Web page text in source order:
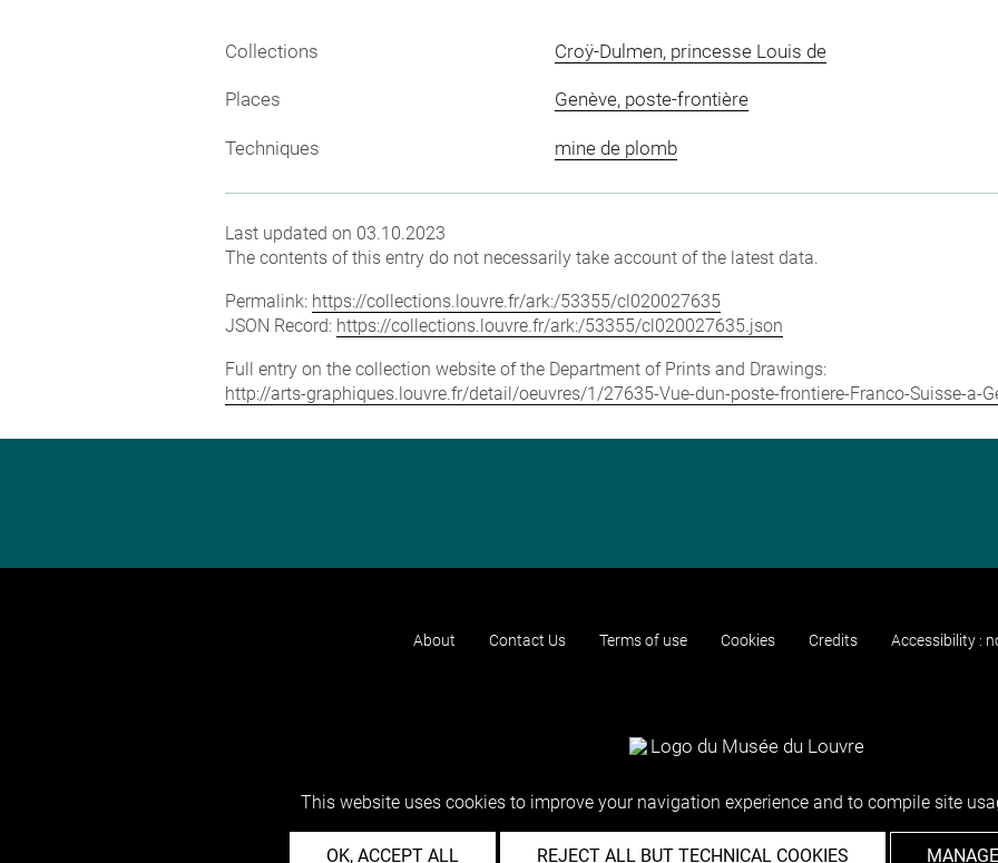
Collections Croÿ-Dulmen, princesse Louis de
Places Genève, poste-frontière
Techniques mine de plomb
Last updated on 03.10.2023
The contents of this entry do not necessarily take account of the latest data.
Permalink: https://collections.louvre.fr/ark:/53355/cl020027635
JSON Record: https://collections.louvre.fr/ark:/53355/cl020027635.json
Full entry on the collection website of the Department of Prints and Drawings:
http://arts-graphiques.louvre.fr/detail/oeuvres/1/27635-Vue-dun-poste-frontiere-Franco-Suisse-a-
About Contact Us Terms of use Cookies Credits Accessibility :
This website uses cookies to improve your navigation experience and to compile site
OK, ACCEPT ALL REJECT ALL BUT TECHNICAL COOKIES